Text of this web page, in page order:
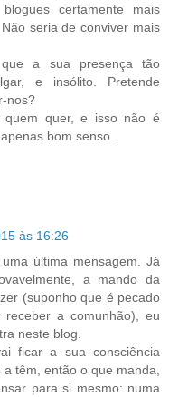
certamente mais
seria de conviver mais
a sua presença tão
e insólito. Pretende
nos?
quer, e isso não é
bom senso.
às 16:26
última mensagem. Já
a mando da
(suponho que é pecado
a comunhão), eu
neste blog.
ficar a sua consciência
têm, então o que manda,
para si mesmo: numa